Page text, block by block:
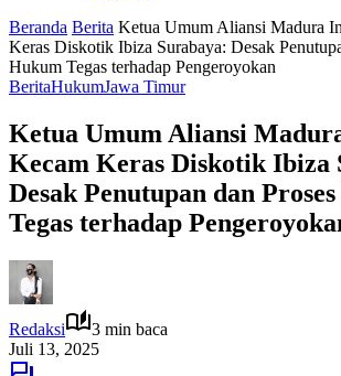
Beranda Berita Ketua Umum Aliansi Madura
Keras Diskotik Ibiza Surabaya: Desak
Hukum Tegas terhadap Pengeroyokan
BeritaHukumJawa Timur
Ketua Umum Aliansi
Kecam Keras Diskotik Ibiza
Desak Penutupan dan
Tegas terhadap
Redaksi
3 min baca
Juli 13, 2025